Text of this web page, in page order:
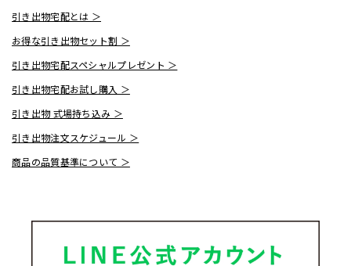
引き出物宅配とは ＞
お得な引き出物セット割 ＞
引き出物宅配スペシャルプレゼント ＞
引き出物宅配お試し購入 ＞
引き出物 式場持ち込み ＞
引き出物注文スケジュール ＞
商品の品質基準について ＞